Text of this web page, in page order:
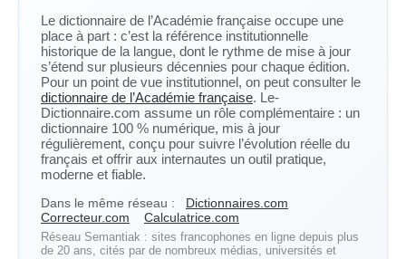
Le dictionnaire de l’Académie française occupe une
place à part : c’est la référence institutionnelle
historique de la langue, dont le rythme de mise à jour
s’étend sur plusieurs décennies pour chaque édition.
Pour un point de vue institutionnel, on peut consulter le
dictionnaire de l’Académie française. Le-
Dictionnaire.com assume un rôle complémentaire : un
dictionnaire 100 % numérique, mis à jour
régulièrement, conçu pour suivre l’évolution réelle du
français et offrir aux internautes un outil pratique,
moderne et fiable.
Dans le même réseau :
Dictionnaires.com
Correcteur.com
Calculatrice.com
Réseau Semantiak : sites francophones en ligne depuis plus
de 20 ans, cités par de nombreux médias, universités et